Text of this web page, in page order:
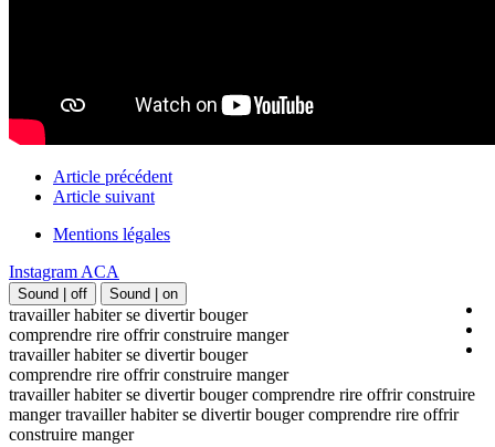
Article précédent
Article suivant
Mentions légales
Instagram ACA
Sound | off Sound | on
travailler habiter se divertir bouger
comprendre rire offrir construire manger
travailler habiter se divertir bouger
comprendre rire offrir construire manger
travailler habiter se divertir bouger comprendre rire offrir construire
manger travailler habiter se divertir bouger comprendre rire offrir
construire manger